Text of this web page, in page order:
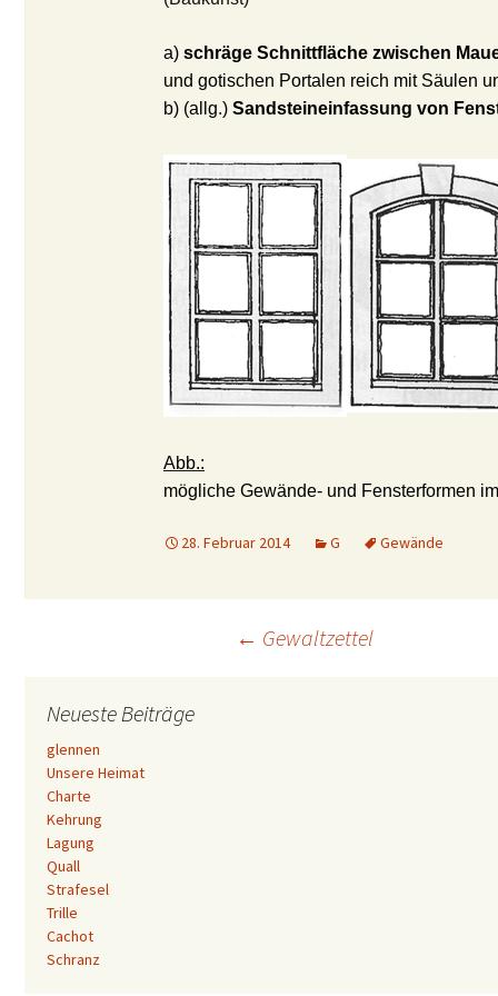
a) schräge Schnittfläche zwischen
und gotischen Portalen reich mit Säulen
b) (allg.) Sandsteineinfassung von
Abb.:
mögliche Gewände- und Fensterformen
28. Februar 2014 G Gewände
Beitrags-
Navigation
← Gewaltzettel
Neueste Beiträge
glennen
Unsere Heimat
Charte
Kehrung
Lagung
Quall
Strafesel
Trille
Cachot
Schranz